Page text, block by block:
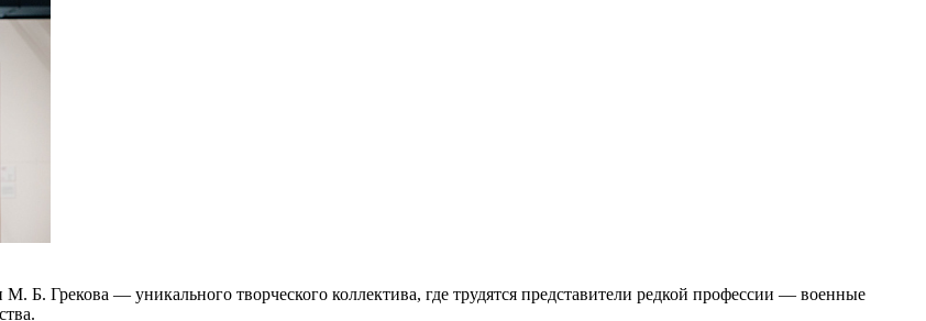
Б. Грекова — уникального творческого коллектива, где трудятся представители редкой профессии — военные